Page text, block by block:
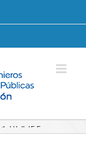
ITOOPP